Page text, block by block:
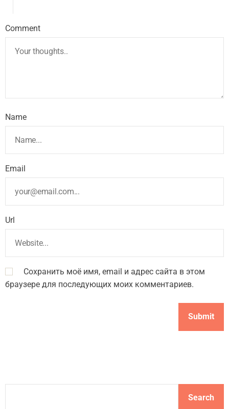
Comment
Name
Email
Url
Сохранить моё имя, email и адрес сайта в этом
браузере для последующих моих комментариев.
Search